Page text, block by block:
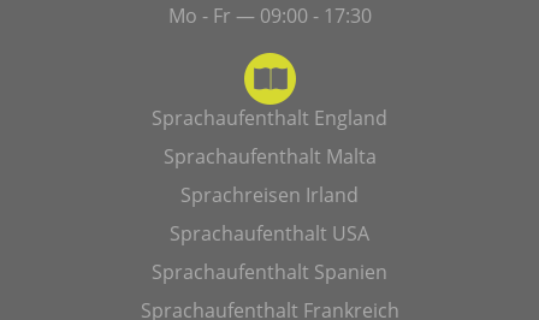
Mo - Fr — 09:00 - 17:30
Sprachaufenthalt England
Sprachaufenthalt Malta
Sprachreisen Irland
Sprachaufenthalt USA
Sprachaufenthalt Spanien
Sprachaufenthalt Frankreich